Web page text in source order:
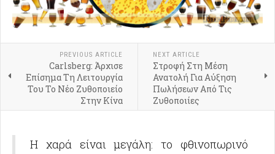
PREVIOUS ARTICLE
Carlsberg: Άρχισε
Επίσημα Τη Λειτουργία
Του Το Νέο Ζυθοποιείο
Στην Κίνα
NEXT ARTICLE
Στροφή Στη Μέση
Ανατολή Για Αύξηση
Πωλήσεων Από Τις
Ζυθοποιίες
Η χαρά είναι μεγάλη: το φθινοπωρινό